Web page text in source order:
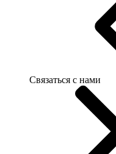
Связаться с нами